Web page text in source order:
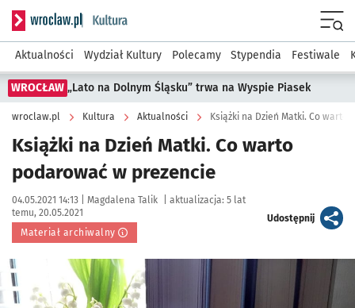
Serwis informacyjny wroclaw.pl podserwis: Kultura
Aktualności Wydział Kultury Polecamy Stypendia Festiwale
WROCŁAW „Lato na Dolnym Śląsku” trwa na Wyspie Piasek
wroclaw.pl Kultura Aktualności Książki na Dzień Matki. Co
Książki na Dzień Matki. Co warto
podarować w prezencie
Data publikacji:
04.05.2021 14:13 | Autor:
Magdalena Talik aktualizacja: 5 lat
temu, 20.05.2021
Materiał archiwalny
Udostępnijartykuł
Kliknij, aby powiększyć